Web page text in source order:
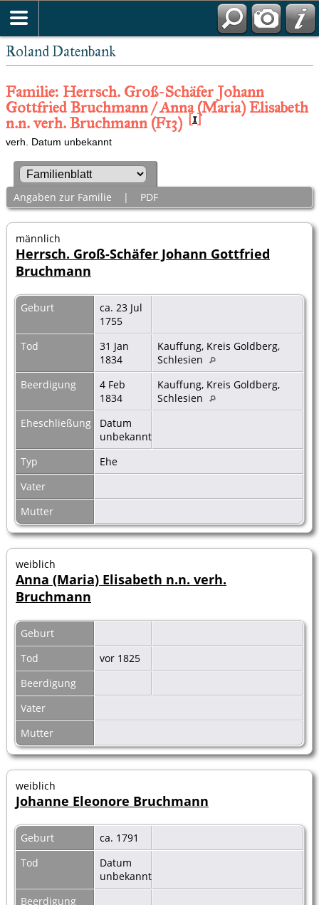
Roland Datenbank
Familie: Herrsch. Groß-Schäfer Johann
Gottfried Bruchmann / Anna (Maria) Elisabeth
n.n. verh. Bruchmann (F13) [1]
verh. Datum unbekannt
Angaben zur Familie | PDF
männlich
Herrsch. Groß-Schäfer Johann Gottfried
Bruchmann
Geburt
ca. 23 Jul
1755
Tod
31 Jan
1834
Kauffung, Kreis Goldberg,
Schlesien
Beerdigung
4 Feb
1834
Kauffung, Kreis Goldberg,
Schlesien
Eheschließung
Datum
unbekannt
Typ
Ehe
Vater
Mutter
weiblich
Anna (Maria) Elisabeth n.n. verh.
Bruchmann
Geburt
Tod
vor 1825
Beerdigung
Vater
Mutter
weiblich
Johanne Eleonore Bruchmann
Geburt
ca. 1791
Tod
Datum
unbekannt
Beerdigung